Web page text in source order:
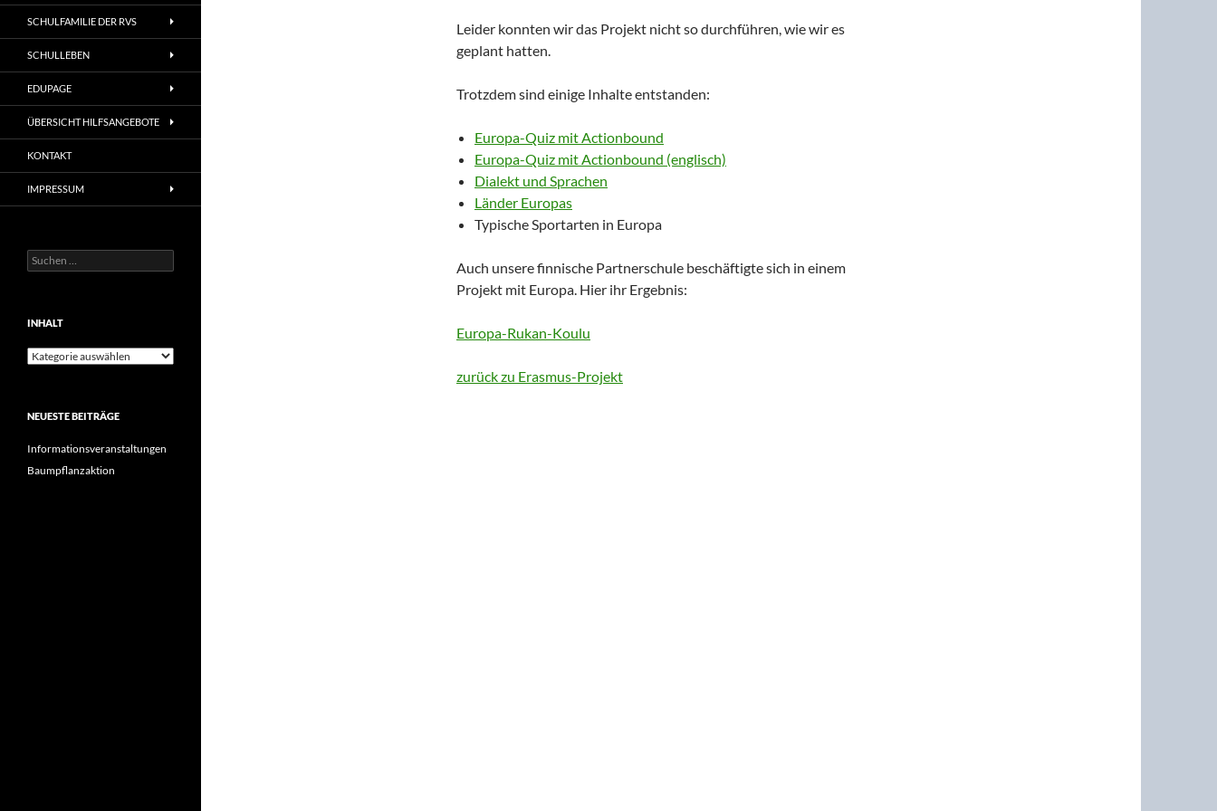
Leider konnten wir das Projekt nicht so durchführen, wie wir es
geplant hatten.
Trotzdem sind einige Inhalte entstanden:
Europa-Quiz mit Actionbound
Europa-Quiz mit Actionbound (englisch)
Dialekt und Sprachen
Länder Europas
Typische Sportarten in Europa
Auch unsere finnische Partnerschule beschäftigte sich in einem
Projekt mit Europa. Hier ihr Ergebnis:
Europa-Rukan-Koulu
zurück zu Erasmus-Projekt
SCHULFAMILIE DER RVS
SCHULLEBEN
EDUPAGE
ÜBERSICHT HILFSANGEBOTE
KONTAKT
IMPRESSUM
Suchen
nach:
INHALT
Inhalt
NEUESTE BEITRÄGE
Informationsveranstaltungen
Baumpflanzaktion